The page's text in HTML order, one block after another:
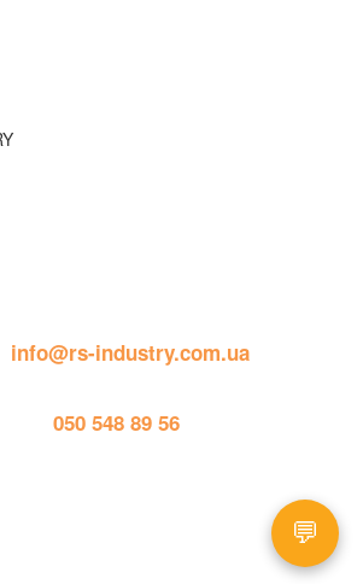
info@rs-industry.com.ua
050 548 89 56
💬